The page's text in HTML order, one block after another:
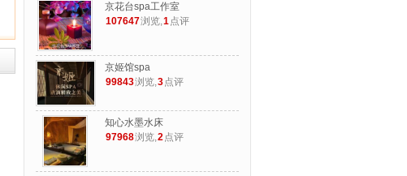
京花台spa工作室
107647浏览,1点评
京姬馆spa
99843浏览,3点评
知心水墨水床
97968浏览, 2 点评